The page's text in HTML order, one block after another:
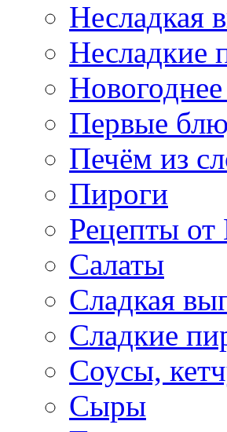
Несладкая
Несладкие
Первые
Печём из
Пироги
Рецепты от
Салаты
Сладкая
Сладкие
Соусы,
Сыры